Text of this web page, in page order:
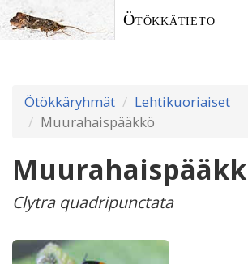
Ötökkätieto
Ötökkäryhmät
Lehtikuoriaiset
Muurahaispääkkö
Clytra quadripunctata